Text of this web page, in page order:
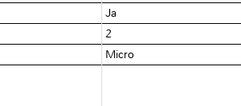
Ja
2
Micro